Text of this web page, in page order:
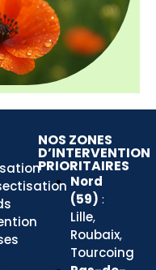
NOS ZONES
D’INTERVENTION
PRIORITAIRES
Nord
(59) :
Lille,
Roubaix,
Tourcoing